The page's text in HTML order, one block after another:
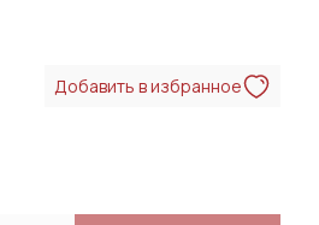
Добавить в избранное